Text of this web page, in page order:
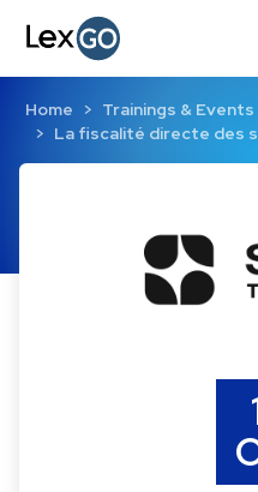
Home
Trainings & Events
La fiscalité directe des